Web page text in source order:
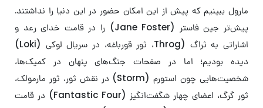
مارول ببینیم که پیش از این امکان حضور در این دنیا را نداشتند.
پیش‌تر جین فاستر (Jane Foster) را در قامت خدای رعد و
اشاراتی به ثراگ (Throg، ثور قورباغه، در سریال لوکی (Loki)
دیده بودیم؛ اما در صفحات جنگ‌های پنهان در کمیک‌ها،
شخصیت‌هایی چون استورم (Storm) در نقش ثور، ثور مارمولک،
ثور گرگ، اعضای چهار شگفت‌انگیز (Fantastic Four) در قامت